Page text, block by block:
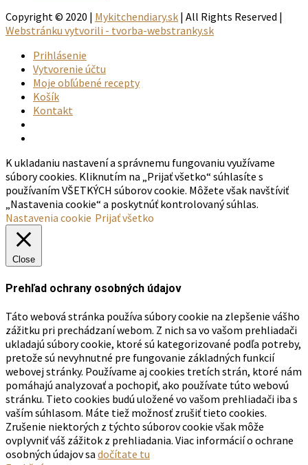
Copyright © 2020 | Mykitchendiary.sk | All Rights Reserved |
Webstránku vytvorili - tvorba-webstranky.sk
Prihlásenie
Vytvorenie účtu
Moje obľúbené recepty
Košík
Kontakt
K ukladaniu nastavení a správnemu fungovaniu využívame
súbory cookies. Kliknutím na „Prijať všetko“ súhlasíte s
používaním VŠETKÝCH súborov cookie. Môžete však navštíviť
„Nastavenia cookie“ a poskytnúť kontrolovaný súhlas.
Nastavenia cookie Prijať všetko
Close
Prehľad ochrany osobných údajov
Táto webová stránka používa súbory cookie na zlepšenie vášho
zážitku pri prechádzaní webom. Z nich sa vo vašom prehliadači
ukladajú súbory cookie, ktoré sú kategorizované podľa potreby,
pretože sú nevyhnutné pre fungovanie základných funkcií
webovej stránky. Používame aj cookies tretích strán, ktoré nám
pomáhajú analyzovať a pochopiť, ako používate túto webovú
stránku. Tieto cookies budú uložené vo vašom prehliadači iba s
vaším súhlasom. Máte tiež možnosť zrušiť tieto cookies.
Zrušenie niektorých z týchto súborov cookie však môže
ovplyvniť váš zážitok z prehliadania. Viac informácií o ochrane
osobných údajov sa dočítate tu